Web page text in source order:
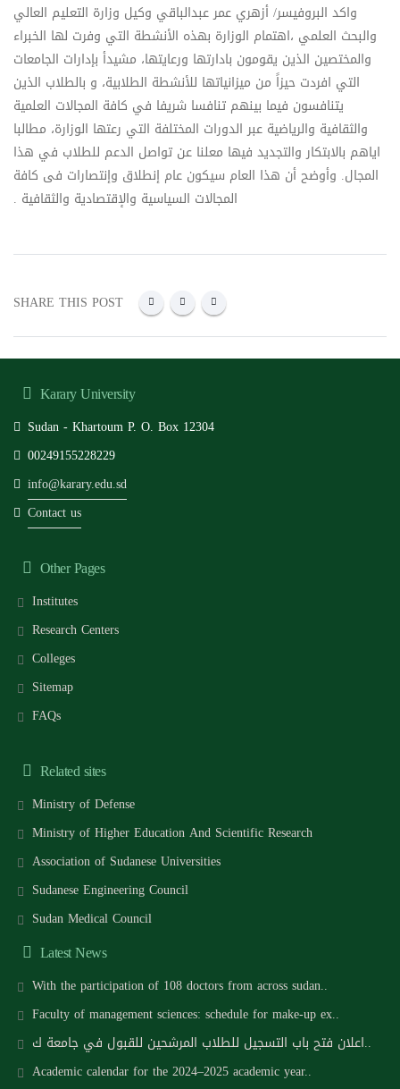
واكد البروفيسر/ أزهري عمر عبدالباقي وكيل وزارة التعليم العالي
والبحث العلمي ،اهتمام الوزارة بهذه الأنشطة التي وفرت لها الخبراء
والمختصين الذين يقومون بادارتها ورعايتها، مشيدأ بإدارات الجامعات
التي افردت حيزاً من ميزانياتها للأنشطة الطلابية، و بالطلاب الذين
يتنافسون فيما بينهم تنافسا شريفا في كافة المجالات العلمية
والثقافية والرياضية عبر الدورات المختلفة التي رعتها الوزارة، مطالبا
اياهم بالابتكار والتجديد فيها معلنا عن تواصل الدعم للطلاب في هذا
المجال. وأوضح أن هذا العام سيكون عام إنطلاق وإنتصارات فى كافة
المجالات السياسية والإقتصادية والثقافية .
SHARE THIS POST
Karary University
Sudan - Khartoum P. O. Box 12304
00249155228229
info@karary.edu.sd
Contact us
Other Pages
Institutes
Research Centers
Colleges
Sitemap
FAQs
Related sites
Ministry of Defense
Ministry of Higher Education And Scientific Research
Association of Sudanese Universities
Sudanese Engineering Council
Sudan Medical Council
Latest News
With the participation of 108 doctors from across sudan..
Faculty of management sciences: schedule for make-up ex..
اعلان فتح باب التسجيل للطلاب المرشحين للقبول في جامعة ك..
Academic calendar for the 2024–2025 academic year..